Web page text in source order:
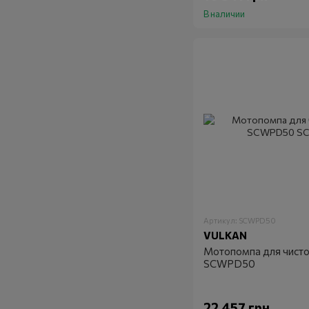
В наличии
Артикул: SCWPD50
VULKAN
Мотопомпа для
SCWPD50